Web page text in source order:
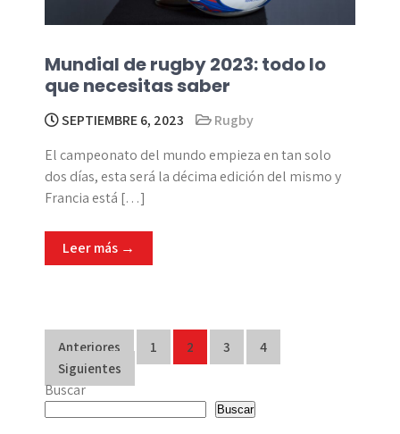
Mundial de rugby 2023: todo lo
que necesitas saber
SEPTIEMBRE 6, 2023
Rugby
El campeonato del mundo empieza en tan solo
dos días, esta será la décima edición del mismo y
Francia está […]
Leer más →
Paginación
de
entradas
Anteriores 1 2 3
4
Siguientes
Buscar
Buscar